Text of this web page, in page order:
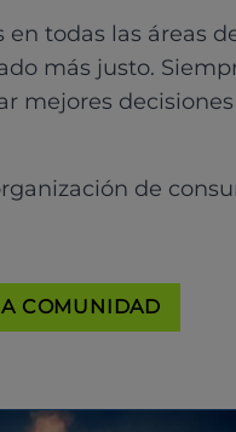
en todas las áreas
más justo.
mejores
de
COMUNIDAD